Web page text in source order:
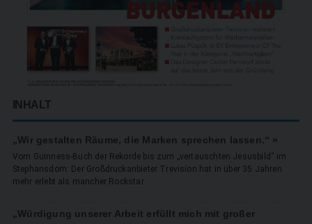
INHALT
„Wir gestalten Räume, die Marken sprechen lassen.“ »
Vom Guinness-Buch der Rekorde bis zum „vertauschten Jesusbild“ im
Stephansdom: Der Großdruckanbieter Trevision hat in über 35 Jahren
mehr erlebt als mancher Rockstar.
„Würdigung unserer Arbeit erfüllt mich mit großer